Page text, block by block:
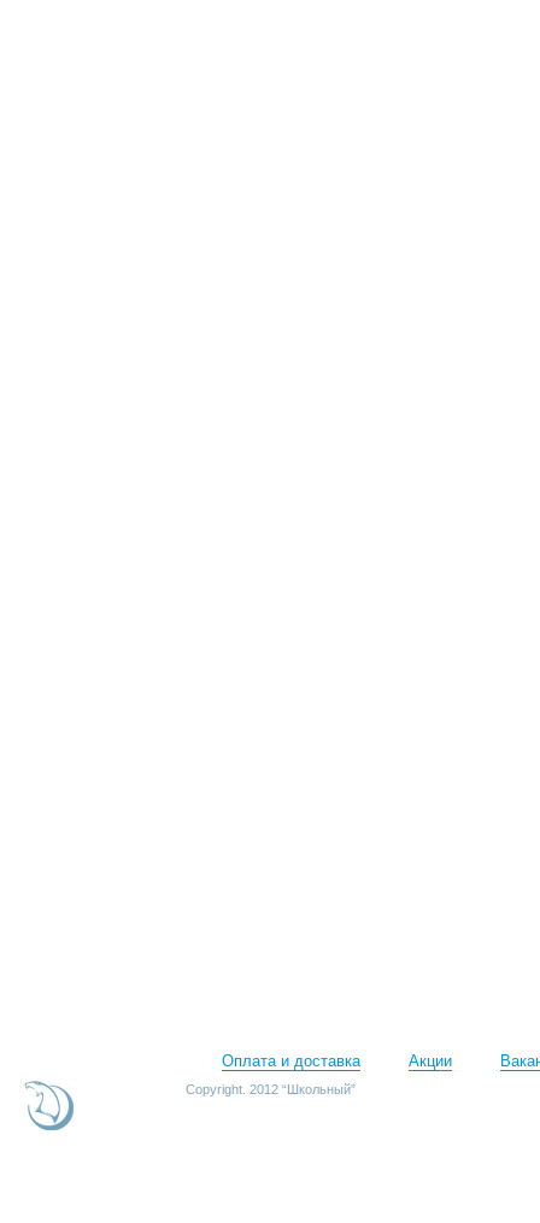
Оплата и доставка Акции
Copyright. 2012 “Школьный”